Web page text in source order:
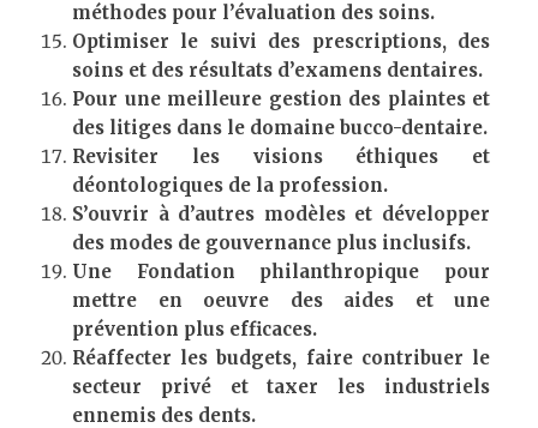
méthodes pour l’évaluation des soins.
Optimiser le suivi des prescriptions, des
soins et des résultats d’examens dentaires.
Pour une meilleure gestion des plaintes et
des litiges dans le domaine bucco-dentaire.
Revisiter les visions éthiques et
déontologiques de la profession.
S’ouvrir à d’autres modèles et développer
des modes de gouvernance plus inclusifs.
Une Fondation philanthropique pour
mettre en oeuvre des aides et une
prévention plus efficaces.
Réaffecter les budgets, faire contribuer le
secteur privé et taxer les industriels
ennemis des dents.